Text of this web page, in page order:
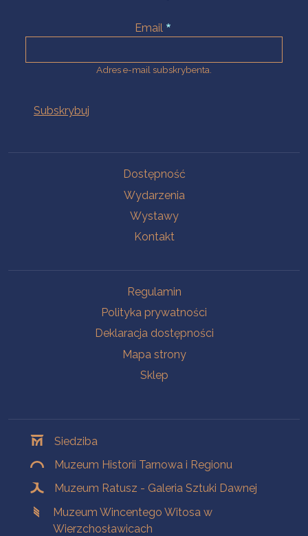
Email
Adres e-mail subskrybenta.
Dostępność
Wydarzenia
Wystawy
Kontakt
Regulamin
Polityka prywatności
Deklaracja dostępności
Mapa strony
Sklep
Siedziba
Muzeum Historii Tarnowa i Regionu
Muzeum Ratusz - Galeria Sztuki Dawnej
Muzeum Wincentego Witosa w
Wierzchosławicach